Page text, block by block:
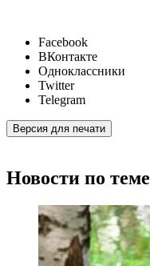
Facebook
ВКонтакте
Одноклассники
Twitter
Telegram
Версия для печати
Новости по теме